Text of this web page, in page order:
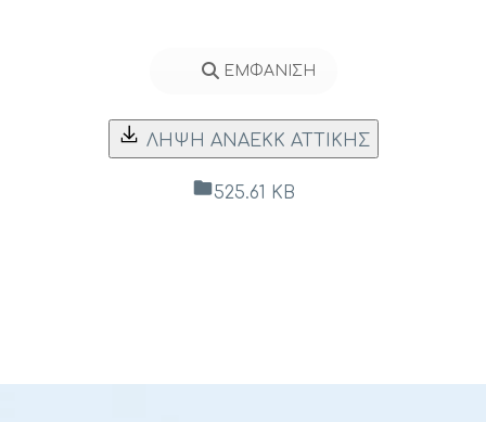
ΕΜΦΑΝΙΣΗ
ΛΗΨΗ ΑΝΑΕΚΚ ΑΤΤΙΚΗΣ
525.61 KB